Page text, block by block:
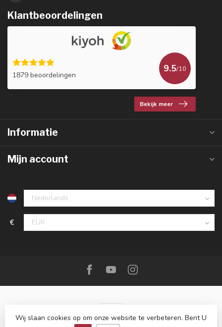
Klantbeoordelingen
1879 beoordelingen
9.5/10
Bekijk meer
Informatie
Mijn account
€
Wij slaan cookies op om onze website te verbeteren. Bent U